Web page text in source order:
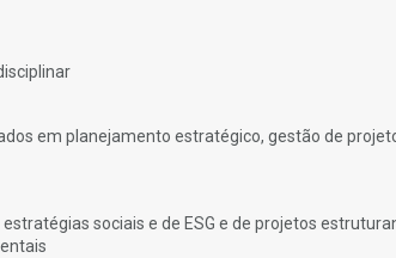
em planejamento estratégico, gestão de
sociais e de ESG e de projetos